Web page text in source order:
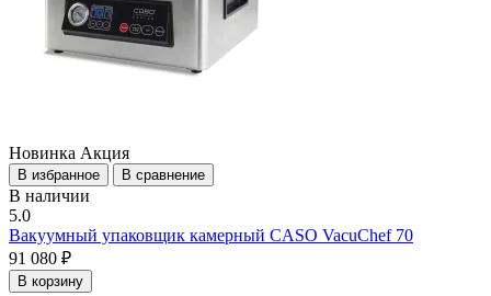
Новинка Акция
В избранное В сравнение
В наличии
5.0
Вакуумный упаковщик камерный CASO VacuChef 70
91 080 ₽
В корзину